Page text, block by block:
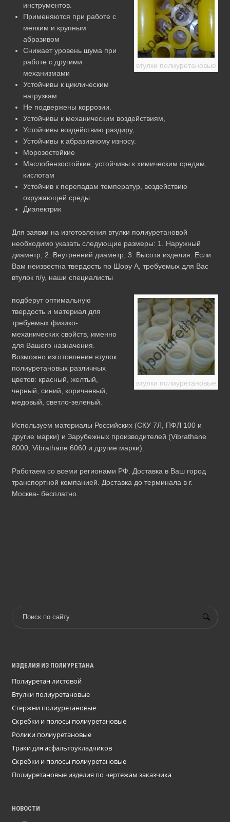
втулки полиуретановые
инструментов.
Применяются при работе с
мелким и крупным
абразивом
Снижает уровень шума при
работе с другими
механизмами
Устойчивы к циклическим
нагрузкам
Не подвержены коррозии.
Устойчивы к механическим воздействиям,
Устойчивы воздействию раздиру,
Устойчивы к абразивному износу.
Морозостойкие
Маслобензостойкие, устойчивы к химическим средам,
кислотам
Устойчив к перепадам температур, воздействию
окружающей среды.
Диэлектрик
Для заявки на изготовления втулки полиуретановой
необходимо указать следующие размеры: 1. Наружный
диаметр, 2. Внутренний диаметр, 3. Высота изделия. Если
Вам неизвестна твердость по Шору А, требуемых для Вас
втулок п/у, наши специалисты
втулки полиуретановые
подберут оптимальную
твердость и материал для
требуемых физико-
механических свойств, именно
для Вашего назначения.
Возможно изготовление втулок
полиуретановых различных
цветов: красный, желтый,
черный, синий, коричневый,
медовый, светло-зеленый.
Используем материалы Российских (СКУ 7Л, ПФЛ 100 и
другие марки) и Зарубежных производителей (Vibrathane
8000, Vibrathane 6060 и другие марки).
Работаем со всеми регионами РФ. Доставка в Ваш город
транспортной компанией. Доставка до терминала в г.
Москва- бесплатно.
ИЗДЕЛИЯ ИЗ ПОЛИУРЕТАНА
Полиуретан листовой
Втулки полиуретановые
Стержни полиуретановые
Скребки и полосы полиуретановые
Ролики полиуретановые
Траки для асфальтоукладчиков
Скребки и полосы полиуретановые
Полиуретановые изделия по чертежам заказчика
НОВОСТИ